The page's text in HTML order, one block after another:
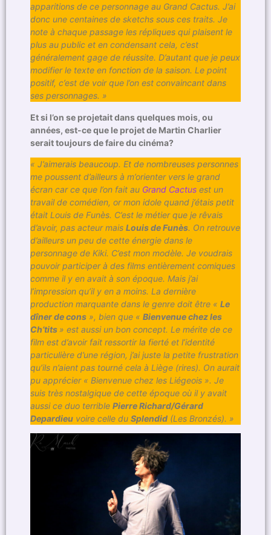
apparitions de ce personnage au Grand Cactus. J’ai
donc une centaines de sketchs sous ces traits. Je
note à chaque passage les répliques qui plaisent le
plus au public et en condensant cela, c’est
généralement gage de réussite. D’autant que je peux
modifier le texte en fonction de la saison. Le point
positif, c’est de voir que l’on est convaincant dans
ses personnages. »
Et si l’on se projetait dans quelques mois, ou
années, est-ce que le projet de Martin Charlier
serait toujours de faire du cinéma?
« J’aimerais beaucoup. Et de nombreuses personnes
me poussent d’ailleurs à m’orienter vers le grand
écran car ce que l’on fait au Grand Cactus est un
travail de comédien, or mon idole quand j’étais petit
était Louis de Funès. C’est le métier que je rêvais
d’avoir, pas acteur mais Louis de Funès. On retrouve
d’ailleurs un peu de cette énergie dans le
personnage de Kiki. C’est mon modèle. Je voudrais
pouvoir participer à des films entièrement comiques
comme il y en avait à son époque. Mais j’ai
l’impression qu’il y en a moins. La dernière
production marquante dans le genre doit être « Le
dîner de cons », bien que « Bienvenue chez les
Ch’tits» est aussi un bon concept. Le mérite de ce
film est d’avoir fait ressortir la fierté et l’identité
particulière d’une région, j’ai juste la petite frustration
qu’ils n’aient pas tourné cela à Liège (rires). On aurait
pu apprécier « Bienvenue chez les Liégeois ». Je
suis très nostalgique de cette époque où il y avait
aussi ce duo terrible Pierre Richard/Gérard
Depardieu voire celle du Splendid (Les Bronzés). »